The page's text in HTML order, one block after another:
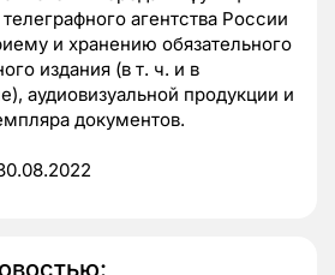
агентства России
и хранению обязательного
издания (в т. ч. и в
аудиовизуальной продукции и
документов.